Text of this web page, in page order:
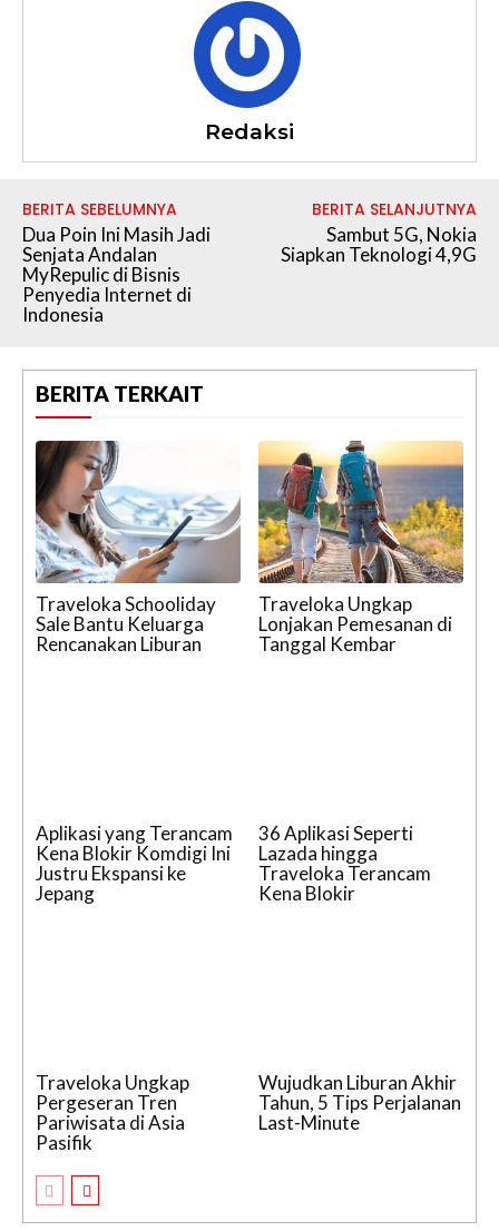
Redaksi
BERITA SEBELUMNYA
Dua Poin Ini Masih Jadi
Senjata Andalan
MyRepulic di Bisnis
Penyedia Internet di
Indonesia
BERITA SELANJUTNYA
Sambut 5G, Nokia
Siapkan Teknologi 4,9G
BERITA TERKAIT
Traveloka Schooliday
Sale Bantu Keluarga
Rencanakan Liburan
Traveloka Ungkap
Lonjakan Pemesanan di
Tanggal Kembar
Aplikasi yang Terancam
Kena Blokir Komdigi Ini
Justru Ekspansi ke
Jepang
36 Aplikasi Seperti
Lazada hingga
Traveloka Terancam
Kena Blokir
Traveloka Ungkap
Pergeseran Tren
Pariwisata di Asia
Pasifik
Wujudkan Liburan Akhir
Tahun, 5 Tips Perjalanan
Last-Minute